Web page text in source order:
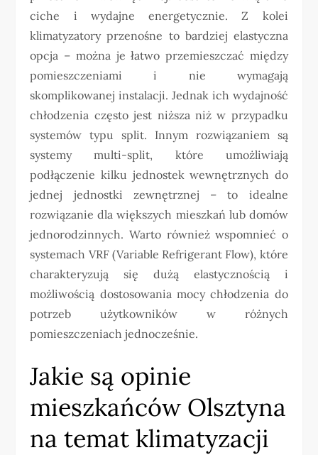
ciche i wydajne energetycznie. Z kolei
klimatyzatory przenośne to bardziej elastyczna
opcja – można je łatwo przemieszczać między
pomieszczeniami i nie wymagają
skomplikowanej instalacji. Jednak ich wydajność
chłodzenia często jest niższa niż w przypadku
systemów typu split. Innym rozwiązaniem są
systemy multi-split, które umożliwiają
podłączenie kilku jednostek wewnętrznych do
jednej jednostki zewnętrznej – to idealne
rozwiązanie dla większych mieszkań lub domów
jednorodzinnych. Warto również wspomnieć o
systemach VRF (Variable Refrigerant Flow), które
charakteryzują się dużą elastycznością i
możliwością dostosowania mocy chłodzenia do
potrzeb użytkowników w różnych
pomieszczeniach jednocześnie.
Jakie są opinie
mieszkańców Olsztyna
na temat klimatyzacji